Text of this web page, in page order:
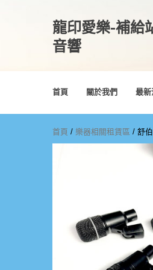
龍印愛樂-補給
音響
首頁 關於我們 最新
首頁 / 樂器相關租賃區 / 舒